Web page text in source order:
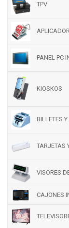
TPV
PANEL PC
KIOSKOS
BILLETES
TARJETAS
VISORES
CAJONES